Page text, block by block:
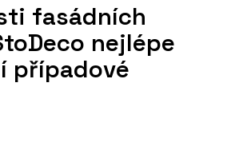
fasádních
nejlépe
případové